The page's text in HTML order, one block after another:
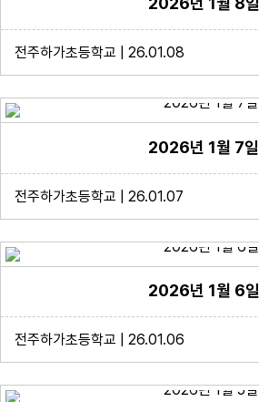
전주하가초등학교 | 26.01.08
2026년 1월 7일
전주하가초등학교 | 26.01.07
2026년 1월 6일
전주하가초등학교 | 26.01.06